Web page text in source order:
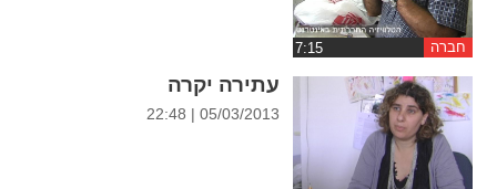
חברה
עתירה יקרה
05/03/2013 | 22:48